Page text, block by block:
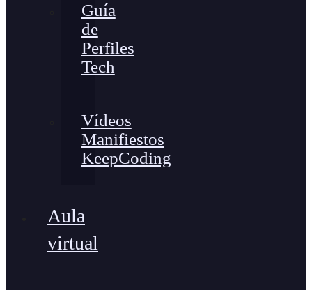
Guía
de
Perfiles
Tech
Vídeos
Manifiestos
KeepCoding
Aula
virtual